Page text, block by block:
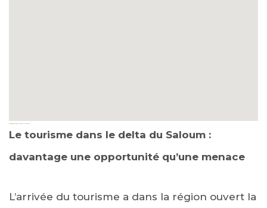
embedding google maps in website
Le tourisme dans le delta du Saloum :
davantage une opportunité qu’une menace
L’arrivée du tourisme a dans la région ouvert la